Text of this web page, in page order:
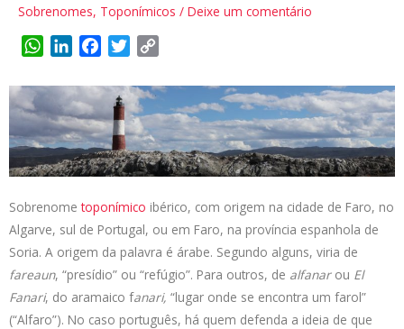
Sobrenomes, Toponímicos / Deixe um comentário
W
a
t
s
A
p
n
k
e
d
I
c
e
b
o
o
i
t
t
e
r
p
y
i
n
k
Sobrenometoponímico ibérico, com origem na cidade de Faro, no
Algarve, sul de Portugal, ou em Faro, na província espanhola de
Soria. A origem da palavra é árabe. Segundo alguns, viria de
fareaun, “presídio” ou “refúgio”. Para outros, de alfanarou El
Fanari, do aramaico fanari, “lugar onde se encontra um farol”
(“Alfaro”). No caso português, há quem defenda a ideia de que